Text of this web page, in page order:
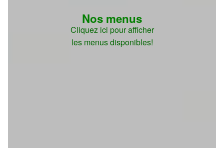
Nos menus
Cliquez ici pour afficher
les menus disponibles!